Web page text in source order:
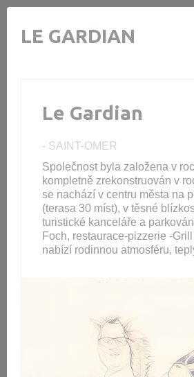
Panel pro správu cookies
LE GARDIAN
Le Gardian
- SAINT-OMER
Společnost byla založena v
kompletně zrekonstruován v
se nachází v centru města na
(terasa 30 míst), v těsné
turistické kanceláře a
Foch, restaurace-pizzerie -
nabízí rodinnou atmosféru,